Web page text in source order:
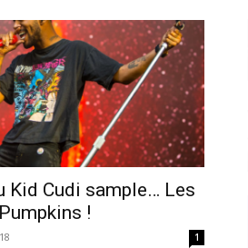
Kid Cudi sample… Les
!
1